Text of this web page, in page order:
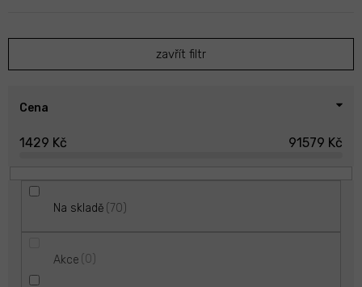
p
o
zavřít filtr
Cena
1429 Kč 91579 Kč
Na skladě 70
Akce 0